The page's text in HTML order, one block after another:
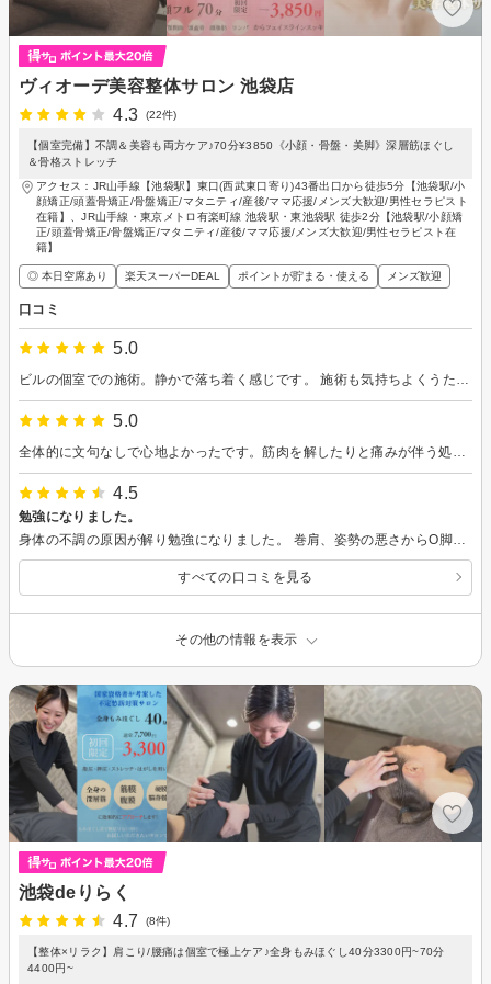
ヴィオーデ美容整体サロン 池袋店
4.3
(22件)
【個室完備】不調＆美容も両方ケア♪70分¥3850《小顔・骨盤・美脚》深層筋ほぐし
＆骨格ストレッチ
アクセス：JR山手線【池袋駅】東口(西武東口寄り)43番出口から徒歩5分【池袋駅/小
顔矯正/頭蓋骨矯正/骨盤矯正/マタニティ/産後/ママ応援/メンズ大歓迎/男性セラピスト
在籍】、JR山手線・東京メトロ有楽町線 池袋駅・東池袋駅 徒歩2分【池袋駅/小顔矯
正/頭蓋骨矯正/骨盤矯正/マタニティ/産後/ママ応援/メンズ大歓迎/男性セラピスト在
籍】
◎ 本日空席あり 楽天スーパーDEAL ポイントが貯まる・使える メンズ歓迎
口コミ
5.0
5.0
4.5
勉強になりました。
身体の不調の原因が解り勉強になりました。 巻肩、姿勢の悪さからO脚に繋がったり内側の筋肉や臀部の筋肉が使えてないことが解りました。 施術後は身体が軽くなった気がします。
すべての口コミを見る
その他の情報を表示
池袋deりらく
4.7
(8件)
【整体×リラク】肩こり/腰痛は個室で極上ケア♪全身もみほぐし40分3300円~70分
4400円~